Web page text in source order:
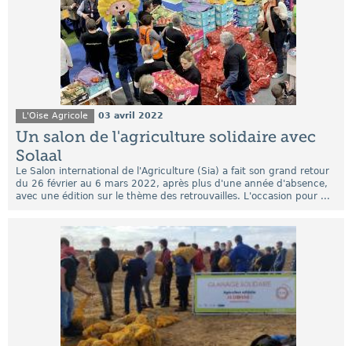
L'Oise Agricole 03 avril 2022
Un salon de l'agriculture solidaire avec
Solaal
Le Salon international de l'Agriculture (Sia) a fait son grand retour
du 26 février au 6 mars 2022, après plus d'une année d'absence,
avec une édition sur le thème des retrouvailles. L'occasion pour ...